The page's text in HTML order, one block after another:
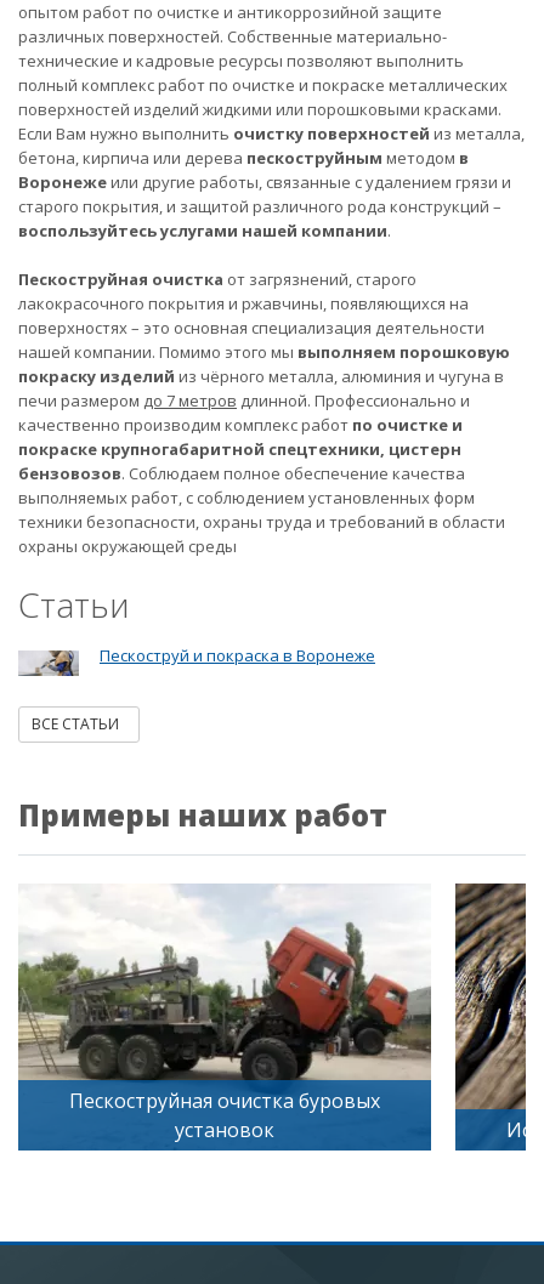
опытом работ по очистке и антикоррозийной защите
различных поверхностей. Собственные материально-
технические и кадровые ресурсы позволяют выполнить
полный комплекс работ по очистке и покраске металлических
поверхностей изделий жидкими или порошковыми красками.
Если Вам нужно выполнить очистку поверхностей из металла,
бетона, кирпича или дерева пескоструйным методом в
Воронежеили другие работы, связанные с удалением грязи и
старого покрытия, и защитой различного рода конструкций –
воспользуйтесь услугами нашей компании.
Пескоструйная очистка от загрязнений, старого
лакокрасочного покрытия и ржавчины, появляющихся на
поверхностях – это основная специализация деятельности
нашей компании. Помимо этого мы выполняем порошковую
покраску изделий из чёрного металла, алюминия и чугуна в
печи размером до 7 метров длинной. Профессионально и
качественно производим комплекс работ по очистке и
покраске крупногабаритной спецтехники, цистерн
бензовозов. Соблюдаем полное обеспечение качества
выполняемых работ, с соблюдением установленных форм
техники безопасности, охраны труда и требований в области
охраны окружающей среды
Статьи
Пескоструй и покраска в Воронеже
ВСЕ СТАТЬИ
Примеры наших работ
Искусственное старение дерева